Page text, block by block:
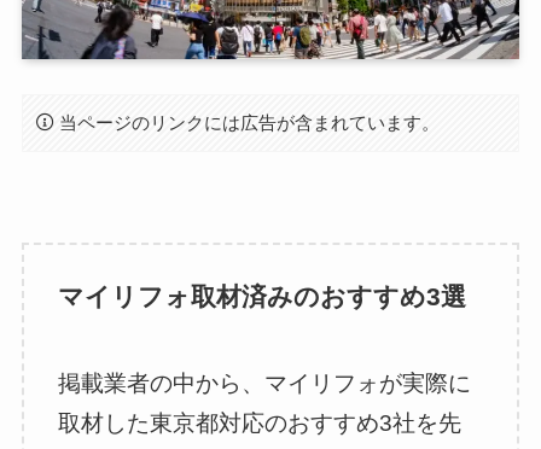
当ページのリンクには広告が含まれています。
マイリフォ取材済みのおすすめ3選
掲載業者の中から、マイリフォが実際に
取材した東京都対応のおすすめ3社を先